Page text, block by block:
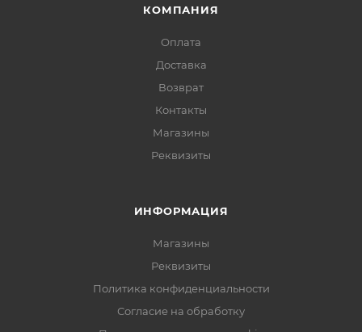
КОМПАНИЯ
Оплата
Доставка
Возврат
Контакты
Магазины
Реквизиты
ИНФОРМАЦИЯ
Магазины
Реквизиты
Политика конфиденциальности
Согласие на обработку